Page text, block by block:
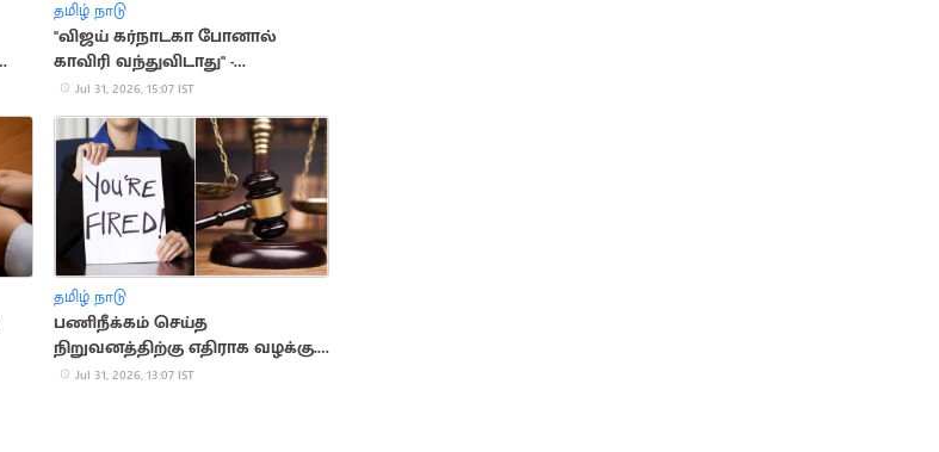
தமிழ் நாடு
"விஜய் கர்நாடகா போனால்
காவிரி வந்துவிடாது" -
அன்புமணி விமர்சனம்
Jul 31, 2026, 15:07 IST
தமிழ் நாடு
பணிநீக்கம் செய்த
நிறுவனத்திற்கு எதிராக வழக்கு..
ரூ.19 லட்சம் இழப்பீடு பெற்ற
Jul 31, 2026, 13:07 IST